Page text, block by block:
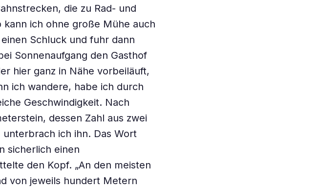
die zu Rad- und
ich ohne große Mühe auch
Schluck und fuhr dann
Sonnenaufgang den Gasthof
hier ganz in Nähe vorbeiläuft,
ich wandere, habe ich durch
­Geschwindigkeit. Nach
dessen Zahl aus zwei
unterbrach ich ihn. Das Wort
sicherlich einen
den Kopf. „An den meisten
von jeweils hundert Metern